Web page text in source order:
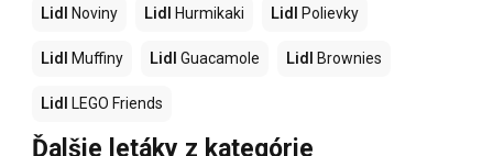
Lidl Noviny Lidl Hurmikaki Lidl Polievky
Lidl Muffiny Lidl Guacamole Lidl Brownies
Lidl LEGO Friends
Ďalšie letáky z kategórie